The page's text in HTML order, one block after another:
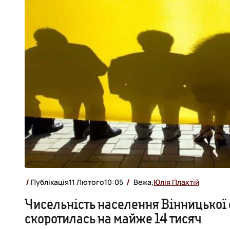
Публікація11 Лютого10:05 Вежа,Юлія Плахтій
Чисельність населення Вінницької
скоротилась на майже 14 тисяч